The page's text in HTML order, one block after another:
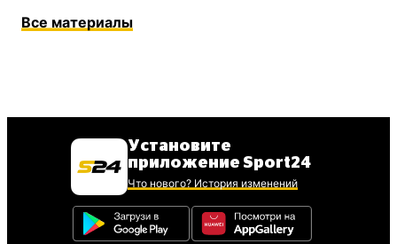
Все материалы
Установите
приложение Sport24
Что нового? История изменений